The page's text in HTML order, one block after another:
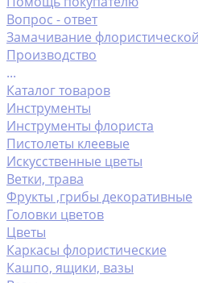
Вопрос - ответ
Замачивание
Производство
...
Каталог товаров
Инструменты
Инструменты флориста
Пистолеты клеевые
Искусственные цветы
Ветки, трава
Фрукты ,грибы декоративные
Головки цветов
Цветы
Каркасы флористические
Кашпо, ящики, вазы